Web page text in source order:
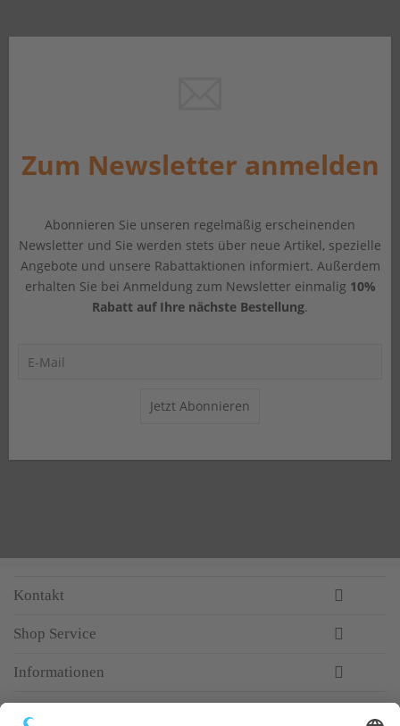
Zum Newsletter anmelden
Abonnieren Sie unseren regelmäßig erscheinenden
Newsletter und Sie werden stets über neue Artikel, spezielle
Angebote und unsere Rabattaktionen informiert. Außerdem
erhalten Sie bei Anmeldung zum Newsletter einmalig 10%
Rabatt auf Ihre nächste Bestellung.
Jetzt Abonnieren
Kontakt
Shop Service
Informationen